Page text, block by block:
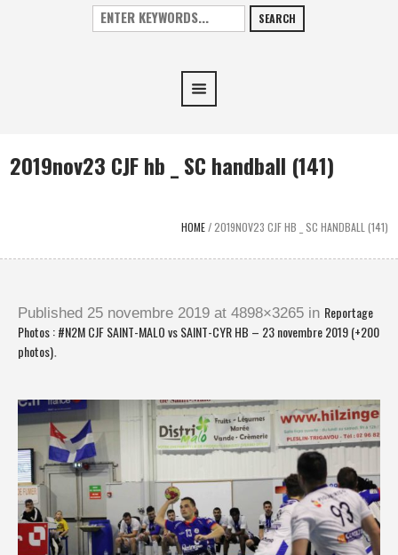
SEARCH
2019nov23 CJF hb _ SC handball (141)
HOME/2019NOV23 CJF HB _ SC HANDBALL (141)
Published 25 novembre 2019 at 4898×3265 in Reportage
Photos : #N2M CJF SAINT-MALO vs SAINT-CYR HB – 23 novembre 2019 (+200
photos).